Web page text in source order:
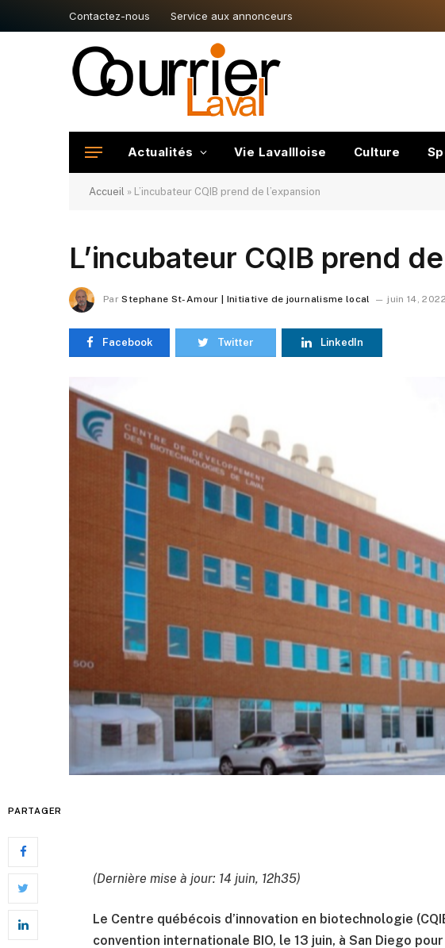
Contactez-nous Service aux annonceurs
Actualités Vie Lavallloise Culture
Accueil » L’incubateur CQIB prend de l’expansion
L’incubateur CQIB prend
Par Stephane St-Amour | Initiative de journalisme local juin 14, 2022
Facebook Twitter LinkedIn
PARTAGER
(Dernière mise à jour: 14 juin, 12h35)
Le Centre québécois d’innovation en biotechnologie
convention internationale BIO, le 13 juin, à San Diego